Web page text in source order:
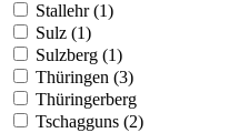
Stallehr (1)
Sulz (1)
Sulzberg (1)
Thüringen (3)
Thüringerberg
Tschagguns (2)